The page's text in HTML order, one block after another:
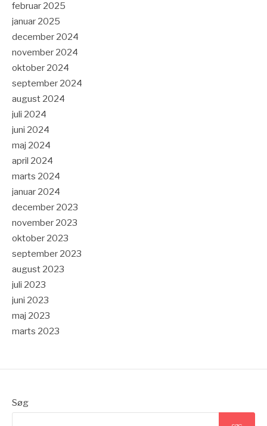
februar 2025
januar 2025
december 2024
november 2024
oktober 2024
september 2024
august 2024
juli 2024
juni 2024
maj 2024
april 2024
marts 2024
januar 2024
december 2023
november 2023
oktober 2023
september 2023
august 2023
juli 2023
juni 2023
maj 2023
marts 2023
Søg